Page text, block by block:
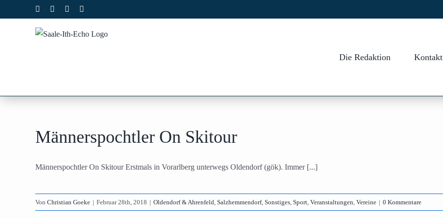
Inhalt
Facebook Instagram
Die Redaktion Kontakt
Männerspochtler On Skitour
Männerspochtler On Skitour Erstmals in Vorarlberg unterwegs Oldendorf (gök). Immer [...]
Von Christian Goeke | Februar 28th, 2018 | Oldendorf & Ahrenfeld, Salzhemmendorf, Sonstiges, Sport, Veranstaltungen, Vereine | 0 Kommentare